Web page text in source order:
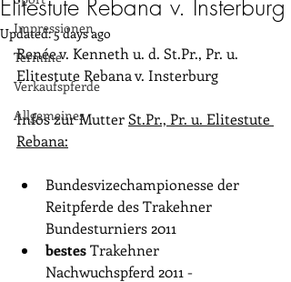
Impressionen
Termine
Verkaufspferde
Allgemeines
Elitestute Rebana v. Insterburg
Updated:5 days ago
Renée ​v. Kenneth u. d. St.Pr., Pr. u.
Elitestute Rebana v. Insterburg​
Infos zur Mutter St.Pr., Pr. u. Elitestute
Rebana:
Bundesvizechampionesse der
Reitpferde des Trakehner
Bundesturniers 2011
bestes Trakehner
Nachwuchspferd 2011 -